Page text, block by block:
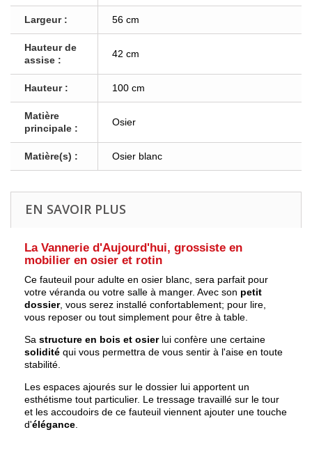
Largeur : 56 cm
Hauteur de
assise :
42 cm
Hauteur : 100 cm
Matière
principale :
Osier
Matière(s) : Osier blanc
EN SAVOIR PLUS
La Vannerie d'Aujourd'hui, grossiste en
mobilier en osier et rotin
Ce fauteuil pour adulte en osier blanc, sera parfait pour
votre véranda ou votre salle à manger. Avec son petit
dossier, vous serez installé confortablement; pour lire,
vous reposer ou tout simplement pour être à table.
Sa structure en bois et osierlui confère une certaine
solidité qui vous permettra de vous sentir à l'aise en toute
stabilité.
Les espaces ajourés sur le dossier lui apportent un
esthétisme tout particulier. Le tressage travaillé sur le tour
et les accoudoirs de ce fauteuil viennent ajouter une touche
d'élégance